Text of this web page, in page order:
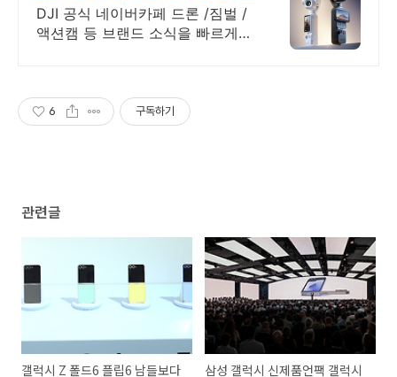
& 핫셀블라드
DJI 공식 네이버카페 드론 /짐벌 /
액션캠 등 브랜드 소식을 빠르게
6 구독하기
관련글
갤럭시 Z 폴드6 플립6 남들보다
삼성 갤럭시 신제품언팩 갤럭시